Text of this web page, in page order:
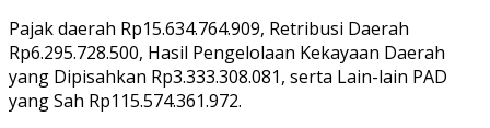
Pajak daerah Rp15.634.764.909, Retribusi Daerah
Rp6.295.728.500, Hasil Pengelolaan Kekayaan Daerah
yang Dipisahkan Rp3.333.308.081, serta Lain-lain PAD
yang Sah Rp115.574.361.972.